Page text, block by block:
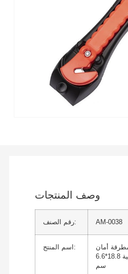
وصف المنتجات
رقم الصنف: AM-0038
اسم المنتج:
أمان
أوتوماتيكية 18.8*6.6
سم